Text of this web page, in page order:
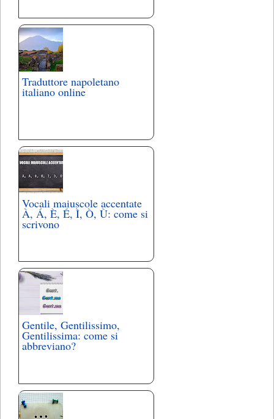
Traduttore napoletano
italiano online
Vocali maiuscole accentate
À, Á, È, É, Ì, Ò, Ù: come si
scrivono
Gentile, Gentilissimo,
Gentilissima: come si
abbreviano?